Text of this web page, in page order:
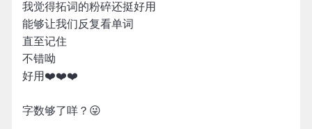
我觉得拓词的粉碎还挺好用
能够让我们反复看单词
直至记住
不错呦
好用❤️❤️❤️
字数够了咩？😜